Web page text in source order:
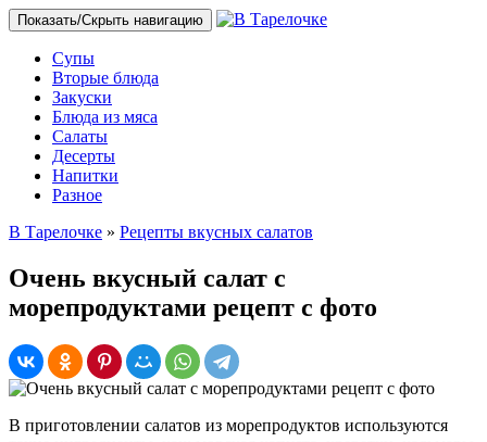
Показать/Скрыть навигацию
Супы
Вторые блюда
Закуски
Блюда из мяса
Салаты
Десерты
Напитки
Разное
В Тарелочке » Рецепты вкусных салатов
Очень вкусный салат с
морепродуктами рецепт с фото
В приготовлении салатов из морепродуктов используются